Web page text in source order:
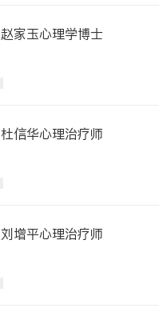
赵家玉心理学博士
杜信华心理治疗师
刘增平心理治疗师